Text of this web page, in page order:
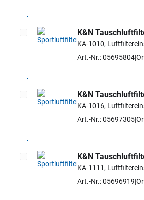
Artikel auswählen
K&N
KA-1010,
Art.-Nr.: 05695804
Artikel auswählen
K&N
KA-1016,
Art.-Nr.: 05697305
Artikel auswählen
K&N
KA-1111,
Art.-Nr.: 05696919